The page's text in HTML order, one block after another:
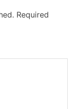
Required